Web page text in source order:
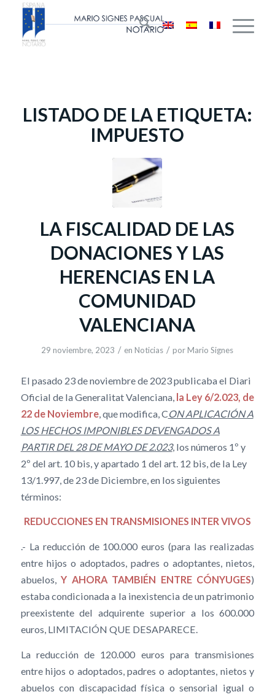
LISTADO DE LA ETIQUETA:
IMPUESTO
LA FISCALIDAD DE LAS
DONACIONES Y LAS
HERENCIAS EN LA
COMUNIDAD
VALENCIANA
29 noviembre, 2023 / en Noticias / por Mario Signes
El pasado 23 de noviembre de 2023 publicaba el Diari
Oficial de la Generalitat Valenciana, la Ley 6/2.023, de
22 de Noviembre, que modifica, CON APLICACIÓN A
LOS HECHOS IMPONIBLES DEVENGADOS A
PARTIR DEL 28 DE MAYO DE 2.023, los números 1º y
2º del art. 10 bis, y apartado 1 del art. 12 bis, de la Ley
13/1.997, de 23 de Diciembre, en los siguientes
términos:
REDUCCIONES EN TRANSMISIONES INTER VIVOS
.- La reducción de 100.000 euros (para las realizadas
entre hijos o adoptados, padres o adoptantes, nietos,
abuelos,Y AHORA TAMBIÉN ENTRE CÓNYUGES)
estaba condicionada a la inexistencia de un patrimonio
preexistente del adquirente superior a los 600.000
euros, LIMITACIÓN QUE DESAPARECE.
La reducción de 120.000 euros para transmisiones
entre hijos o adoptados, padres o adoptantes, nietos y
abuelos con discapacidad física o sensorial igual o